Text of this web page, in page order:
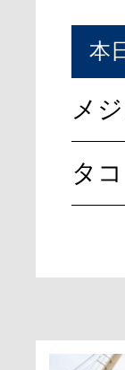
本
メ
タコ